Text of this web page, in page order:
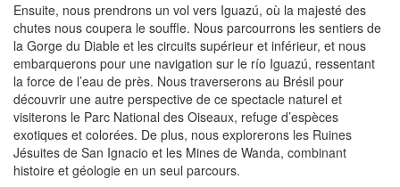
Ensuite, nous prendrons un vol vers Iguazú, où la majesté des
chutes nous coupera le souffle. Nous parcourrons les sentiers de
la Gorge du Diable et les circuits supérieur et inférieur, et nous
embarquerons pour une navigation sur le río Iguazú, ressentant
la force de l’eau de près. Nous traverserons au Brésil pour
découvrir une autre perspective de ce spectacle naturel et
visiterons le Parc National des Oiseaux, refuge d’espèces
exotiques et colorées. De plus, nous explorerons les Ruines
Jésuites de San Ignacio et les Mines de Wanda, combinant
histoire et géologie en un seul parcours.